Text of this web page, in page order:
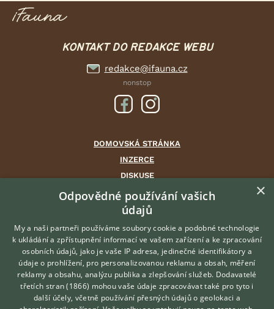
KONTAKT DO REDAKCE WEBU
redakce@ifauna.cz
nonstop
DOMOVSKÁ STRÁNKA
INZERCE
DISKUSE
ČLÁNKY
CHOVATELSKÉ STANICE
VÝBĚR VHODNÉHO PLEMENE
O nás
Kontakt
Možnosti zvýraznění inzerátů
Hledáte zvířecího kamaráda?
Zdarma vám poradí
×
Odpovědné používání vašich
údajů
My a naši partneři používáme soubory cookie a podobné technologie
k ukládání a zpřístupnění informací ve vašem zařízení a ke zpracování
osobních údajů, jako je vaše IP adresa, jedinečné identifikátory a
údaje o prohlížení, pro personalizovanou reklamu a obsah, měření
reklamy a obsahu, analýzu publika a zlepšování služeb. Dodavatelé
třetích stran (1866) mohou vaše údaje zpracovávat také pro tyto i
další účely, včetně používání přesných údajů o geolokaci a